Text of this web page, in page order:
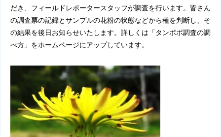
だき、フィールドレポータースタッフが調査を行います。皆さん
の調査票の記録とサンプルの花粉の状態などから種を判断し、そ
の結果を後日お知らせいたします。詳しくは「タンポポ調査の調
べ方」をホームページにアップしています。